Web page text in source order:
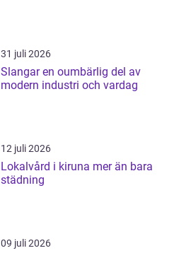
31 juli 2026
Slangar en oumbärlig del av
modern industri och vardag
12 juli 2026
Lokalvård i kiruna mer än bara
städning
09 juli 2026